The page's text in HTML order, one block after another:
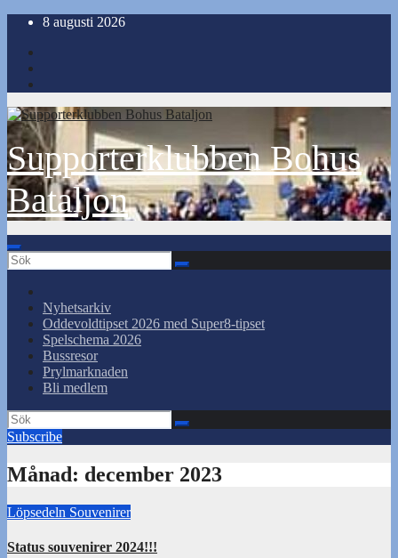
Hoppa
innehåll
8 augusti 2026
Supporterklubben Bohus
Bataljon
Nyhetsarkiv
Oddevoldtipset 2026 med Super8-tipset
Spelschema 2026
Bussresor
Prylmarknaden
Bli medlem
Subscribe
Månad: december 2023
Löpsedeln Souvenirer
Status souvenirer 2024!!!